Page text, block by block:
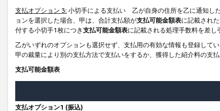
支払オプション 3: 小切手による支払い 乙が自身の住所を乙に通知し
ョンを選択した場合、甲は、合計支払額が支払可能金額表に記載され
付する小切手1枚につき支払可能金額表に記載される処理手数料を差し
乙がいずれのオプションも選択せず、支払用の有効な情報も登録して
甲の裁量により別の支払方法で支払いをするか、獲得した紹介料の支
支払可能金額表
支払オプション1 (振込)